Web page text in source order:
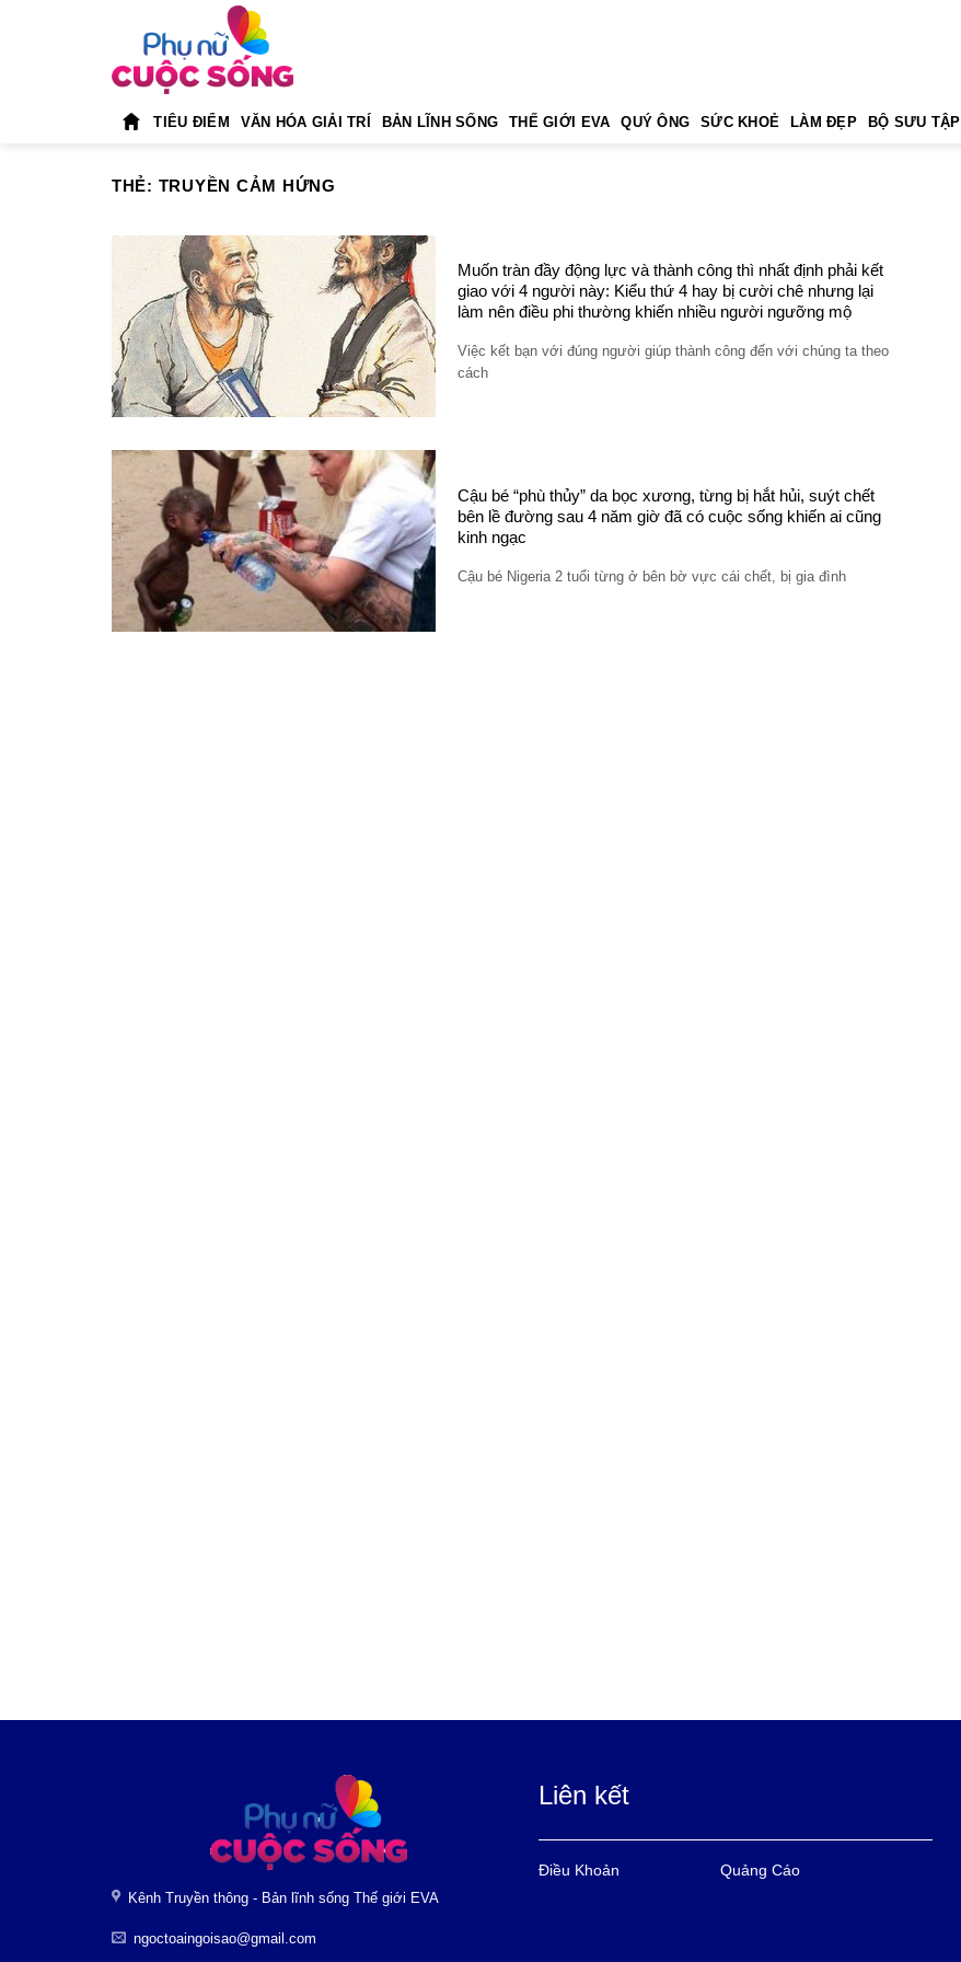
TIÊU ĐIỂM VĂN HÓA GIẢI TRÍ BẢN LĨNH SỐNG THẾ GIỚI EVA QUÝ ÔNG SỨC KHOẺ LÀM ĐẸP BỘ SƯU TẬP
THẺ: TRUYỀN CẢM HỨNG
Muốn tràn đầy động lực và thành công thì nhất định phải kết
giao với 4 người này: Kiểu thứ 4 hay bị cười chê nhưng lại
làm nên điều phi thường khiến nhiều người ngưỡng mộ
Việc kết bạn với đúng người giúp thành công đến với chúng ta theo
cách
Cậu bé “phù thủy” da bọc xương, từng bị hắt hủi, suýt chết
bên lề đường sau 4 năm giờ đã có cuộc sống khiến ai cũng
kinh ngạc
Cậu bé Nigeria 2 tuổi từng ở bên bờ vực cái chết, bị gia đình
Kênh Truyền thông - Bản lĩnh sống Thế giới EVA
ngoctoaingoisao@gmail.com
Liên kết
Điều Khoản Quảng Cáo